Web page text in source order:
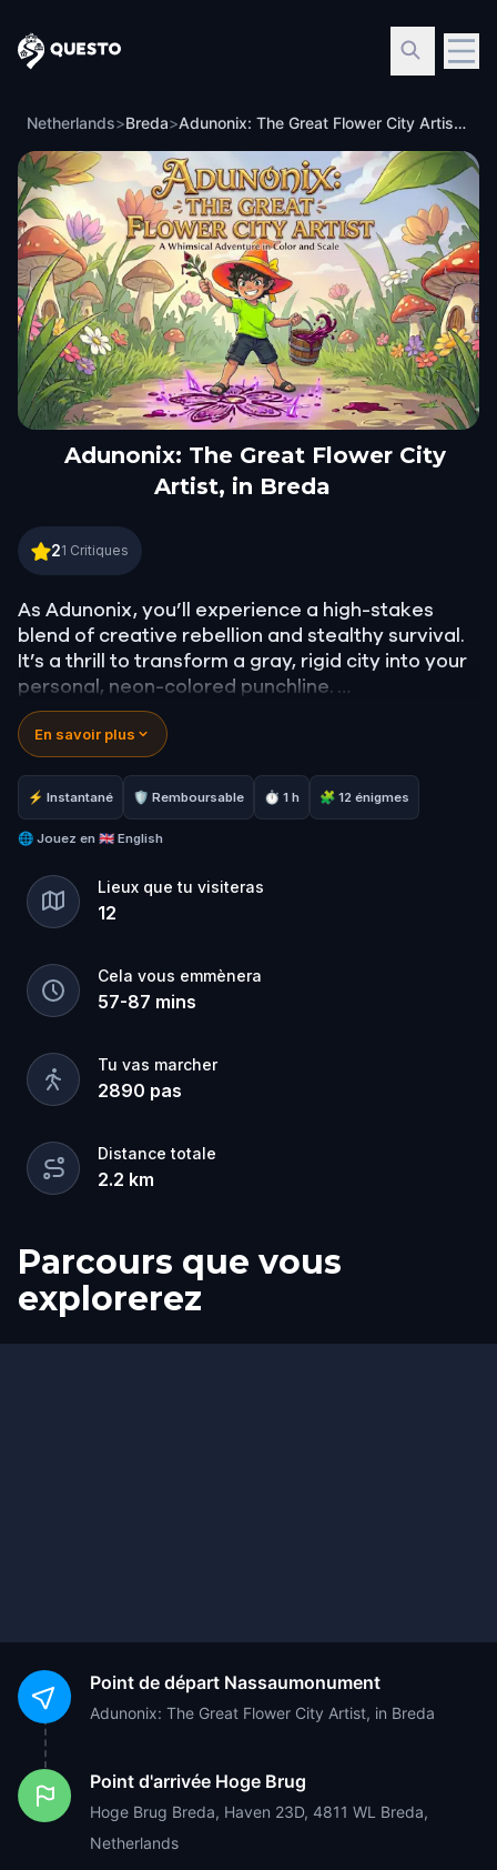
Questo
Netherlands>Breda> Adunonix: The Great Flower City Artist, in Breda
Adunonix: The Great Flower City
Artist, in Breda
Adunonix: The Great Flower City Artist, in Breda
21 Critiques
As Adunonix, you’ll experience a high-stakes
blend of creative rebellion and stealthy survival.
It’s a thrill to transform a gray, rigid city into your
personal, neon-colored punchline.
Players should dive in for the unique
"Renaissance" mechanics and the emotional
weight of defying a master.
Will your art live forever, or will the "Toad
En savoir plus
⚡ Instantané 🛡 Remboursable ⏱ 1 h 🧩 12 énigmes
🌐 Jouez en 🇬🇧 English
Lieux que tu visiteras
12
Cela vous emmènera
57-87 mins
Tu vas marcher
2890 pas
Distance totale
2.2 km
Parcours que vous
explorerez
Départ
Arrivée
Point de départ Nassaumonument
Adunonix: The Great Flower City Artist, in Breda
Point d'arrivée Hoge Brug
Hoge Brug Breda, Haven 23D, 4811 WL Breda,
Netherlands